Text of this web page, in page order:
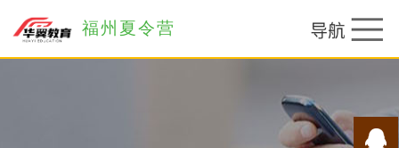
福州夏令营